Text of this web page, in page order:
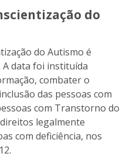
do
do Autismo é
A data foi instituída
combater o
das pessoas com
com Transtorno do
legalmente
com deficiência, nos